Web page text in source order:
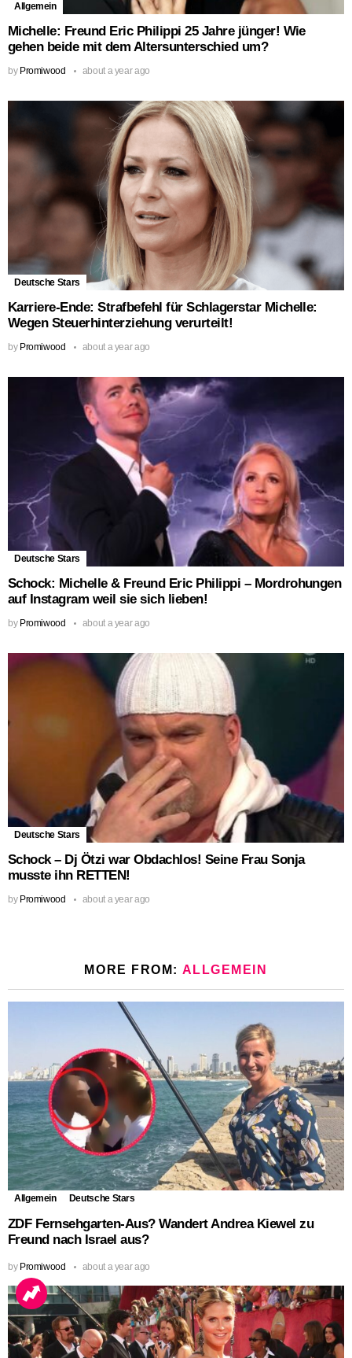
Allgemein
Michelle: Freund Eric Philippi 25 Jahre jünger! Wie
gehen beide mit dem Altersunterschied um?
by Promiwood about a year ago
Deutsche Stars
Karriere-Ende: Strafbefehl für Schlagerstar Michelle:
Wegen Steuerhinterziehung verurteilt!
by Promiwood about a year ago
Deutsche Stars
Schock: Michelle & Freund Eric Philippi – Mordrohungen
auf Instagram weil sie sich lieben!
by Promiwood about a year ago
Deutsche Stars
Schock – Dj Ötzi war Obdachlos! Seine Frau Sonja
musste ihn RETTEN!
by Promiwood about a year ago
MORE FROM: ALLGEMEIN
Allgemein Deutsche Stars
ZDF Fernsehgarten-Aus? Wandert Andrea Kiewel zu
Freund nach Israel aus?
by Promiwood about a year ago